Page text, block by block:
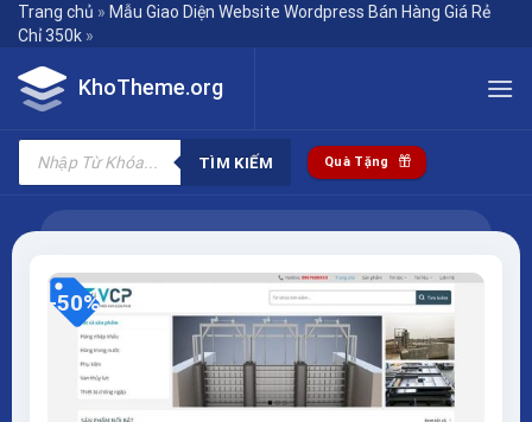
Skip
content
Trang chủ » Mẫu Giao Diện Website Wordpress Bán Hàng Giá Rẻ
Chỉ 350k »
KhoTheme.org
Tìm
kiếm
phẩm
TÌM KIẾM Quà Tặng
-50%